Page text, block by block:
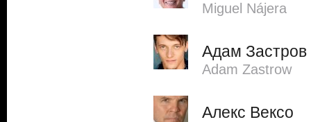
Miguel Nájera
Адам Застров
Adam Zastrow
Алекс Вексо